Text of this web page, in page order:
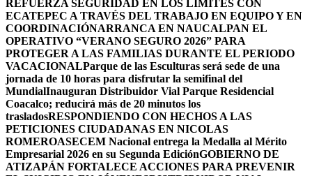
REFUERZA SEGURIDAD EN LOS LÍMITES CON
ECATEPEC A TRAVÉS DEL TRABAJO EN EQUIPO Y EN
COORDINACIÓNARRANCA EN NAUCALPAN EL
OPERATIVO “VERANO SEGURO 2026” PARA
PROTEGER A LAS FAMILIAS DURANTE EL PERIODO
VACACIONALParque de las Esculturas será sede de una
jornada de 10 horas para disfrutar la semifinal del
MundialInauguran Distribuidor Vial Parque Residencial
Coacalco; reducirá más de 20 minutos los
trasladosRESPONDIENDO CON HECHOS A LAS
PETICIONES CIUDADANAS EN NICOLAS
ROMEROASECEM Nacional entrega la Medalla al Mérito
Empresarial 2026 en su Segunda EdiciónGOBIERNO DE
ATIZAPÁN FORTALECE ACCIONES PARA PREVENIR